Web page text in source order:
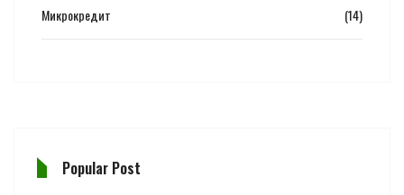
Микрокредит (14)
Popular Post